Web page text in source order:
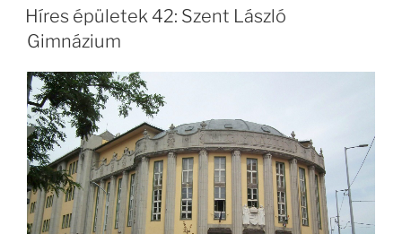
Híres épületek 42: Szent László
Gimnázium